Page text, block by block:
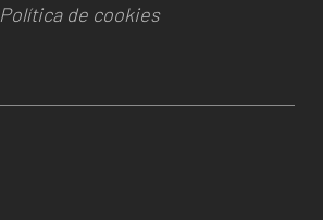
Política de cookies